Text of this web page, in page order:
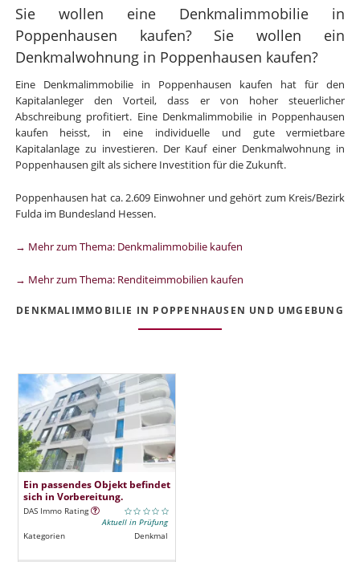
Sie wollen eine Denkmalimmobilie in
Poppenhausen kaufen? Sie wollen ein
Denkmalwohnung in Poppenhausen kaufen?
Eine Denkmalimmobilie in Poppenhausen kaufen hat für den
Kapitalanleger den Vorteil, dass er von hoher steuerlicher
Abschreibung profitiert. Eine Denkmalimmobilie in Poppenhausen
kaufen heisst, in eine individuelle und gute vermietbare
Kapitalanlage zu investieren. Der Kauf einer Denkmalwohnung in
Poppenhausen gilt als sichere Investition für die Zukunft.
Poppenhausen hat ca. 2.609 Einwohner und gehört zum Kreis/Bezirk
Fulda im Bundesland Hessen.
→ Mehr zum Thema: Denkmalimmobilie kaufen
→ Mehr zum Thema: Renditeimmobilien kaufen
DENKMALIMMOBILIE IN POPPENHAUSEN UND UMGEBUNG
Ein passendes Objekt befindet
sich in Vorbereitung.
DAS Immo Rating
Aktuell in Prüfung
Kategorien
Denkmal